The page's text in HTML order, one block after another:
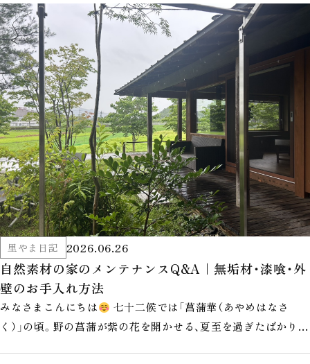
里やま日記 2026.06.26
自然素材の家のメンテナンスQ&A｜無垢材・漆喰・外
壁のお手入れ方法
みなさまこんにちは
七十二候では「菖蒲華（あやめはなさ
く）」の頃。野の菖蒲が紫の花を開かせる、夏至を過ぎたばかりの